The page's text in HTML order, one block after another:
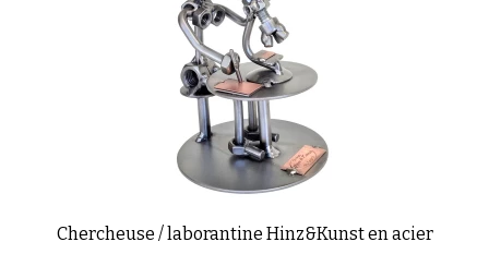
Chercheuse / laborantine Hinz&Kunst en acier